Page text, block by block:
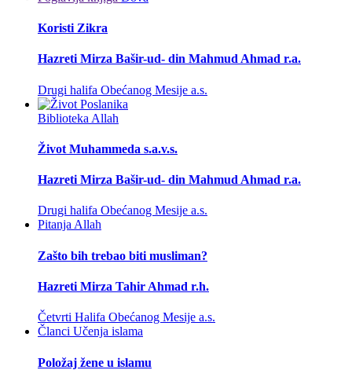
Koristi Zikra
Hazreti Mirza Bašir-ud- din Mahmud Ahmad r.a.
Drugi halifa Obećanog Mesije a.s.
Biblioteka Allah
Život Muhammeda s.a.v.s.
Hazreti Mirza Bašir-ud- din Mahmud Ahmad r.a.
Drugi halifa Obećanog Mesije a.s.
PitanjaAllah
Zašto bih trebao biti musliman?
Hazreti Mirza Tahir Ahmad r.h.
Četvrti Halifa Obećanog Mesije a.s.
Članci Učenja islama
Položaj žene u islamu